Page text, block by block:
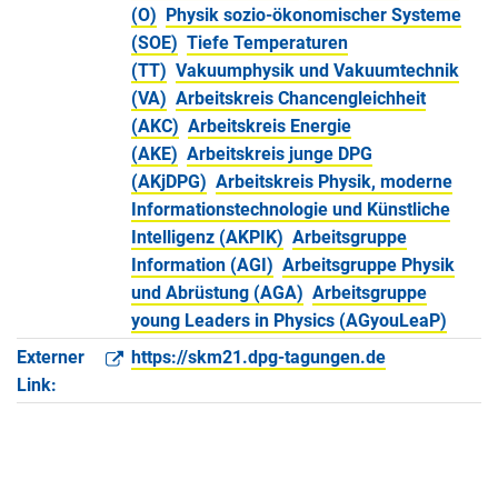
(O)
Physik sozio-ökonomischer Systeme
(SOE) Tiefe Temperaturen
(TT) Vakuumphysik und Vakuumtechnik
(VA) Arbeitskreis Chancengleichheit
(AKC) Arbeitskreis Energie
(AKE) Arbeitskreis junge DPG
(AKjDPG) Arbeitskreis Physik, moderne
Informationstechnologie und Künstliche
Intelligenz (AKPIK) Arbeitsgruppe
Information (AGI) Arbeitsgruppe Physik
und Abrüstung (AGA) Arbeitsgruppe
young Leaders in Physics (AGyouLeaP)
Externer
Link:
https://skm21.dpg-tagungen.de